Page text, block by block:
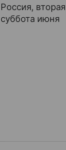
Россия, вторая
суббота июня